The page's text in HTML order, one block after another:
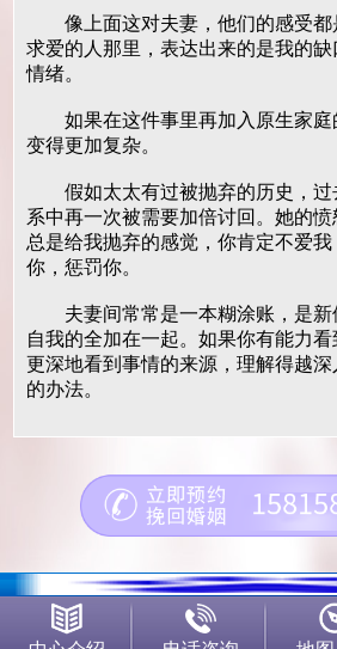
像上面这对夫妻，他们的感受都
求爱的人那里，表达出来的是我的
情绪。
如果在这件事里再加入原生家庭
变得更加复杂。
假如太太有过被抛弃的历史，过
系中再一次被需要加倍讨回。她的
总是给我抛弃的感觉，你肯定不爱
你，惩罚你。
夫妻间常常是一本糊涂账，是新
自我的全加在一起。如果你有能力
更深地看到事情的来源，理解得越
的办法。